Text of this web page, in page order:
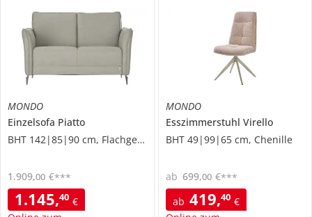
MONDO
Einzelsofa Piatto
BHT 142|85|90 cm, Flachgewebe
1.145,40 €
1.909,00 €***
MONDO
Esszimmerstuhl Virello
BHT 49|99|65 cm, Chenille
ab 419,40 €
ab 699,00 €***